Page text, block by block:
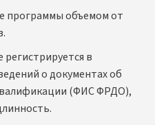
программы объемом от
в
о документах об
(ФИС ФРДО),